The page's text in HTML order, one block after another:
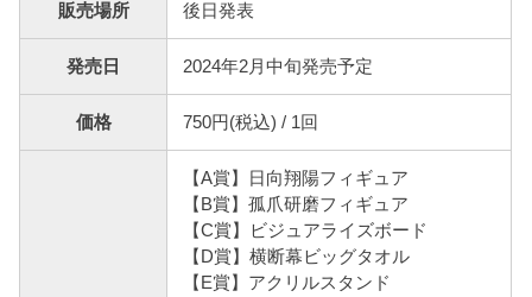
販売場所 後日発表
発売日 2024年2月中旬発売予定
価格 750円(税込) / 1回
【A賞】日向翔陽フィギュア
【B賞】孤爪研磨フィギュア
【C賞】ビジュアライズボード
【D賞】横断幕ビッグタオル
【E賞】アクリルスタンド